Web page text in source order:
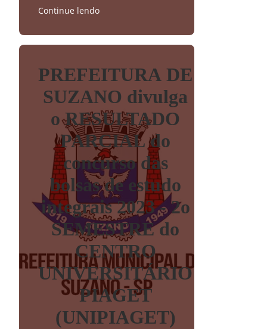
Continue lendo
PREFEITURA DE
SUZANO divulga
o RESULTADO
PARCIAL do
concurso das
bolsas de estudo
integrais 2023 - 2o
SEMESTRE do
CENTRO
UNIVERSITÁRIO
PIAGET
(UNIPIAGET)